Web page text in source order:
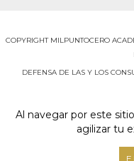
Al navegar por este sitio
agilizar tu
COPYRIGHT MILPUNTOCERO
DEFENSA DE LAS Y LOS